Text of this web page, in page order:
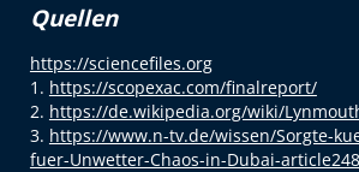
Quellen
https://sciencefiles.org
1. https://scopexac.com/finalreport/
2. https://de.wikipedia.org/wiki/
3. https://www.n-tv.de/wissen/Sorgte-
fuer-Unwetter-Chaos-in-Dubai-